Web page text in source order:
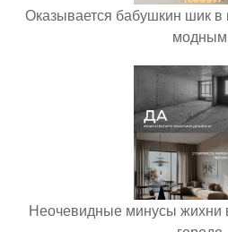
Оказывается бабушкин шик
Неочевидные минусы жихни